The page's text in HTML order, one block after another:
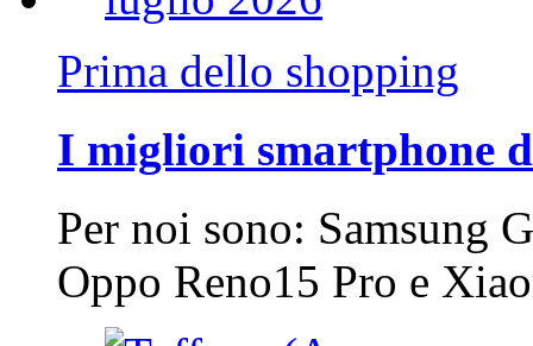
Prima dello shopping
I migliori smartphone
Per noi sono: Samsung
Oppo Reno15 Pro e